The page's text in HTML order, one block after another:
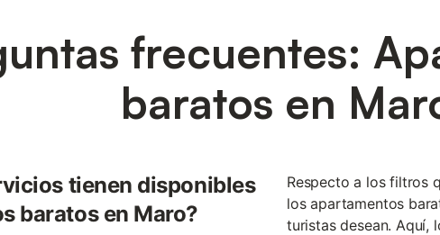
frecuentes:
baratos en
tienen disponibles
baratos en Maro?
Respecto a los filtros
los apartamentos
turistas desean. Aquí,